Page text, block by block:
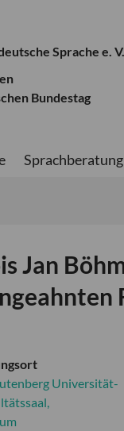
Sprache e. V.
Bundestag
Sprachberatung
Jan
Universität-